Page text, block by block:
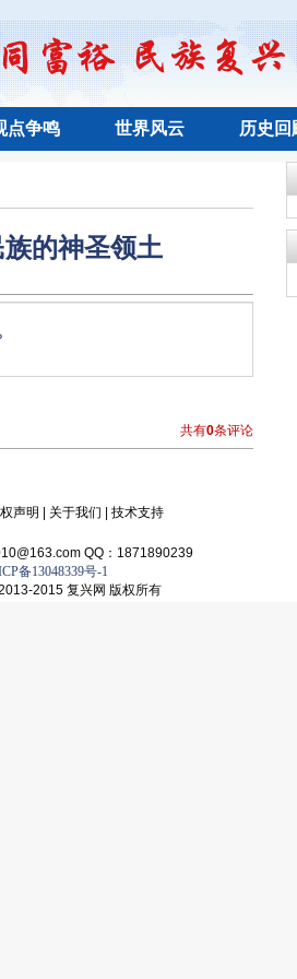
点争鸣 世界风云 历史回
的神圣领土
共有0条评论
声明 关于我们 技术支持
QQ：1871890239
备13048339号-1
2015 复兴网 版权所有